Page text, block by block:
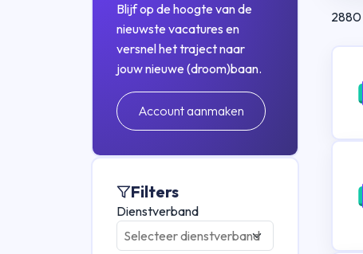
Blijf op de hoogte van de
nieuwste vacatures en
versnel het traject naar
jouw nieuwe (droom)baan.
Account aanmaken
Filters
Dienstverband
2880